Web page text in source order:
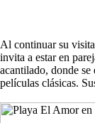
Al continuar su
invita a estar en
acantilado, donde se
películas clásicas.